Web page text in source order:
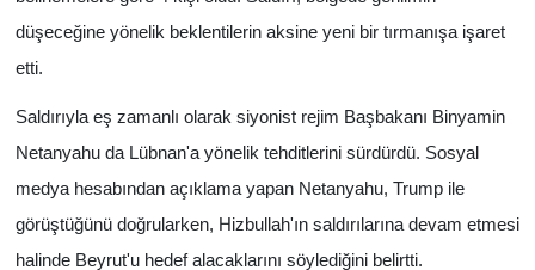
düşeceğine yönelik beklentilerin aksine yeni bir tırmanışa işaret
etti.
Saldırıyla eş zamanlı olarak siyonist rejim Başbakanı Binyamin
Netanyahu da Lübnan'a yönelik tehditlerini sürdürdü. Sosyal
medya hesabından açıklama yapan Netanyahu, Trump ile
görüştüğünü doğrularken, Hizbullah'ın saldırılarına devam etmesi
halinde Beyrut'u hedef alacaklarını söylediğini belirtti.